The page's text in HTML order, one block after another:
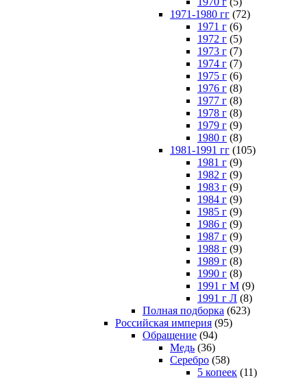
1971-1980 гг (72)
1971 г (6)
1972 г (5)
1973 г (7)
1974 г (7)
1975 г (6)
1976 г (8)
1977 г (8)
1978 г (8)
1979 г (9)
1980 г (8)
1981-1991 гг (105)
1981 г (9)
1982 г (9)
1983 г (9)
1984 г (9)
1985 г (9)
1986 г (9)
1987 г (9)
1988 г (9)
1989 г (8)
1990 г (8)
1991 г М (9)
1991 г Л (8)
Полная подборка (623)
Российская империя (95)
Обращение (94)
Медь (36)
Серебро (58)
5 копеек (11)